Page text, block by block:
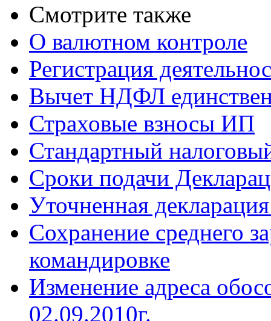
Смотрите также
О валютном контроле
Регистрация
Вычет НДФЛ
Страховые взносы ИП
Стандартный
Сроки подачи
Уточненная
Сохранение среднего
командировке
Изменение адреса
02.09.2010г.